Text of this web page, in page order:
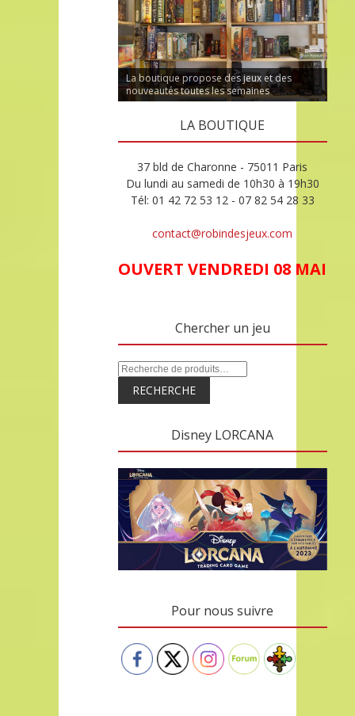
La boutique propose des jeux et des
nouveautés toutes les semaines
LA BOUTIQUE
37 bld de Charonne - 75011 Paris
Du lundi au samedi de 10h30 à 19h30
Tél: 01 42 72 53 12 - 07 82 54 28 33
contact@robindesjeux.com
OUVERT VENDREDI 08 MAI
Chercher un jeu
RECHERCHE
Disney LORCANA
Pour nous suivre